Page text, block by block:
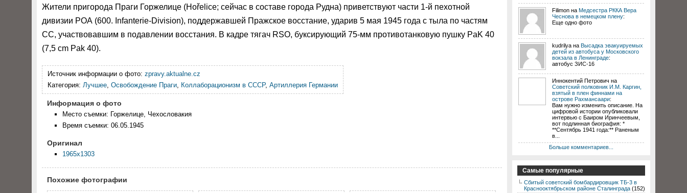
Жители пригорода Праги Горжелице (Hořelice; сейчас в составе города Рудна) приветствуют части 1-й пехотной
дивизии РОА (600. Infanterie-Division), поддержавшей Пражское восстание, ударив 5 мая 1945 года с тыла по частям
СС, участвовавшим в подавлении восстания. В кадре тягач RSO, буксирующий 75-мм противотанковую пушку PaK 40
(7,5 cm Pak 40).
Источник информации о фото: zpravy.aktualne.cz
Категория: Лучшее, Освобождение Праги, Коллаборационизм в СССР, Артиллерия Германии
Информация о фото
Место съемки: Горжелице, Чехословакия
Время съемки: 06.05.1945
Оригинал
1965x1303
Похожие фотографии
Filimon на Медсестра РККА Вера
Чеснова в немецком плену:
Еще одно фото
kudrilya на Высадка эвакуируемых
детей из автобуса у Московского
вокзала в Ленинграде:
автобус ЗИС-16
Иннокентий Петрович на
Советский полковник И.М. Каргин,
взятый в плен финнами на
острове Рахмансаари:
Вам нужно изменить описание. На
цифровой истории опубликовали
интервью с Баиром Иринчеевым,
вот подлинная биография: *
**Сентябрь 1941 года:** Раненым
в...
Больше комментариев...
Самые популярные
Сбитый советский бомбардировщик ТБ-3 в
Краснооктябрьском районе Сталинграда (152)